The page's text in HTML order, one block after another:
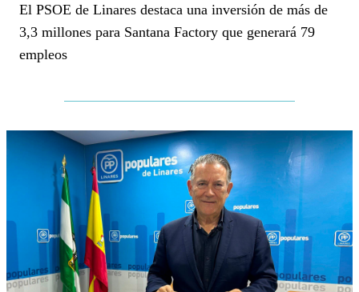
El PSOE de Linares destaca una inversión de más de
3,3 millones para Santana Factory que generará 79
empleos